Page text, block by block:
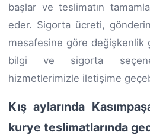
başlar ve teslimatın
eder. Sigorta ücreti,
mesafesine göre değişkenlik
bilgi ve sigorta
hizmetlerimizle iletişime
Kış aylarında
kurye teslimatlarında